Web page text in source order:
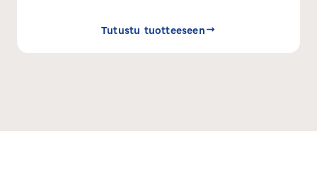
Tutustu tuotteeseen